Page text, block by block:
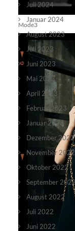
Mode3
Juli 2024
Januar 2024
August 2023
Juli 2023
Juni 2023
Mai 2023
April 2023
Februar 2023
Januar 2023
Dezember 2022
November 2022
Oktober 2022
September 2022
August 2022
Juli 2022
Juni 2022